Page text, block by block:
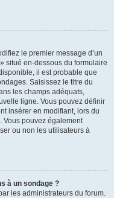
le premier message d’un
situé en-dessous du formulaire
il est probable que
Saisissez le titre du
les champs adéquats,
ligne. Vous pouvez définir
insérer en modifiant, lors du
Vous pouvez également
ou non les utilisateurs à
à un sondage ?
les administrateurs du forum.